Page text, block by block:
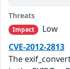
Threats
Impact
Low
CVE-2012-2813
The